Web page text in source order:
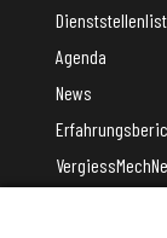
Agenda
News